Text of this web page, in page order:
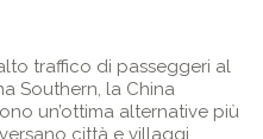
traffico di passeggeri al
Southern, la China
un’ottima alternative più
città e villaggi